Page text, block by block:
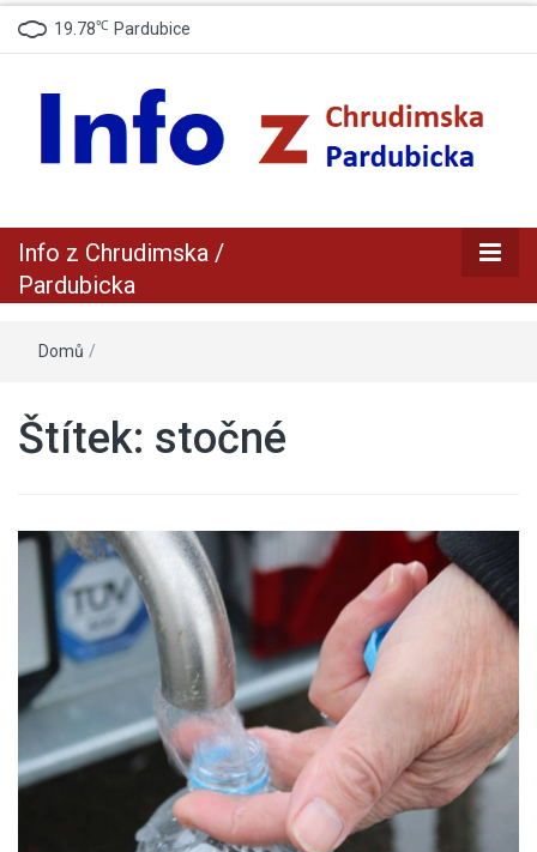
19.78℃ Pardubice
Info z
Info z Chrudimska /
Pardubicka
Domů /
Štítek: stočné